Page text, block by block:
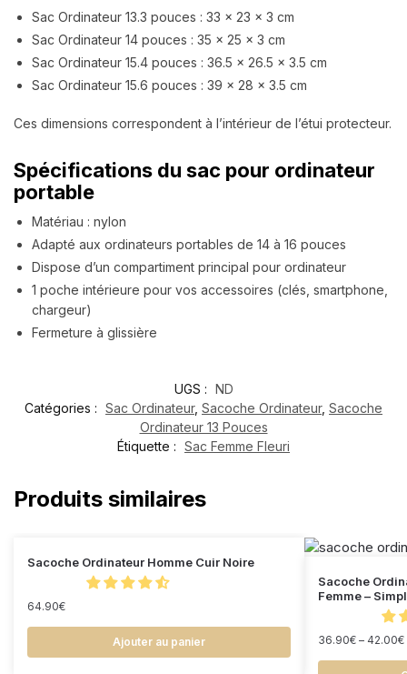
Sac Ordinateur 13.3 pouces : 33 x 23 x 3 cm
Sac Ordinateur 14 pouces : 35 x 25 x 3 cm
Sac Ordinateur 15.4 pouces : 36.5 x 26.5 x 3.5 cm
Sac Ordinateur 15.6 pouces : 39 x 28 x 3.5 cm
Ces dimensions correspondent à l’intérieur de l’étui protecteur.
Spécifications du sac pour ordinateur
portable
Matériau : nylon
Adapté aux ordinateurs portables de 14 à 16 pouces
Dispose d’un compartiment principal pour ordinateur
1 poche intérieure pour vos accessoires (clés, smartphone,
chargeur)
Fermeture à glissière
UGS : ND
Catégories : Sac Ordinateur, Sacoche Ordinateur, Sacoche
Ordinateur 13 Pouces
Étiquette : Sac Femme Fleuri
Produits similaires
Sacoche Ordinateur Homme Cuir Noire
64.90€
Ajouter au panier
Sacoche
Femme –
36.90€ – 42.00€